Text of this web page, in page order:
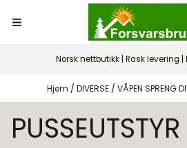
Norsk nettbutikk | Rask levering |
Hjem / DIVERSE / VÅPEN SPRENG
PUSSEUTSTYR